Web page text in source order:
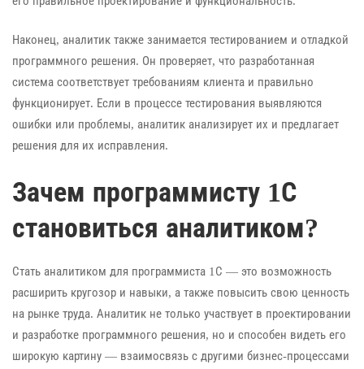
Наконец, аналитик также занимается тестированием и отладкой
программного решения. Он проверяет, что разработанная
система соответствует требованиям клиента и правильно
функционирует. Если в процессе тестирования выявляются
ошибки или проблемы, аналитик анализирует их и предлагает
решения для их исправления.
Зачем программисту 1С
становиться аналитиком?
Стать аналитиком для программиста 1С — это возможность
расширить кругозор и навыки, а также повысить свою ценность
на рынке труда. Аналитик не только участвует в проектировании
и разработке программного решения, но и способен видеть его
широкую картину — взаимосвязь с другими бизнес-процессами